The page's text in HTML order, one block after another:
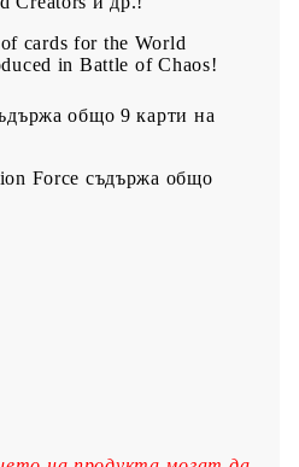
cards for the World
in Battle of Chaos!
общо 9 карти на
Force съдържа общо